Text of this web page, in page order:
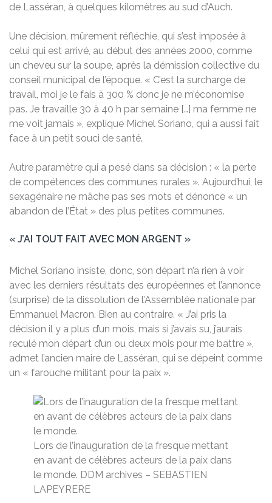
de Lasséran, à quelques kilomètres au sud d’Auch.
Une décision, mûrement réfléchie, qui s’est imposée à
celui qui est arrivé, au début des années 2000, comme
un cheveu sur la soupe, après la démission collective du
conseil municipal de l’époque. « C’est la surcharge de
travail, moi je le fais à 300 % donc je ne m’économise
pas. Je travaille 30 à 40 h par semaine […] ma femme ne
me voit jamais », explique Michel Soriano, qui a aussi fait
face à un petit souci de santé.
Autre paramètre qui a pesé dans sa décision : « la perte
de compétences des communes rurales ». Aujourd’hui, le
sexagénaire ne mâche pas ses mots et dénonce « un
abandon de l’État » des plus petites communes.
« J’AI TOUT FAIT AVEC MON ARGENT »
Michel Soriano insiste, donc, son départ n’a rien à voir
avec les derniers résultats des européennes et l’annonce
(surprise) de la dissolution de l’Assemblée nationale par
Emmanuel Macron. Bien au contraire. « J’ai pris la
décision il y a plus d’un mois, mais si j’avais su, j’aurais
reculé mon départ d’un ou deux mois pour me battre »,
admet l’ancien maire de Lasséran, qui se dépeint comme
un « farouche militant pour la paix ».
Lors de l’inauguration de la fresque mettant
en avant de célèbres acteurs de la paix dans
le monde. DDM archives – SEBASTIEN
LAPEYRERE